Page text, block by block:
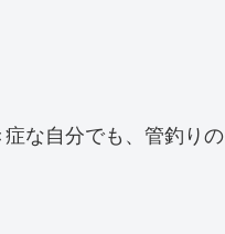
な自分でも、管釣りの